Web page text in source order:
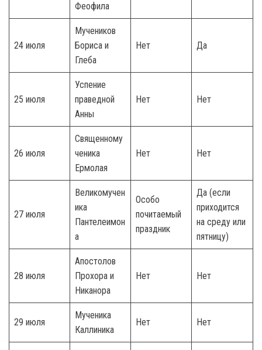
Феофила
24 июля
Мучеников
Бориса и
Глеба
Нет Да
25 июля
Успение
праведной
Анны
Нет Нет
26 июля
Священному
ченика
Ермолая
Нет Нет
27 июля
Великомучен
ика
Пантелеимон
а
Особо
почитаемый
праздник
Да (если
приходится
на среду или
пятницу)
28 июля
Апостолов
Прохора и
Никанора
Нет Нет
29 июля
Мученика
Каллиника
Нет Нет